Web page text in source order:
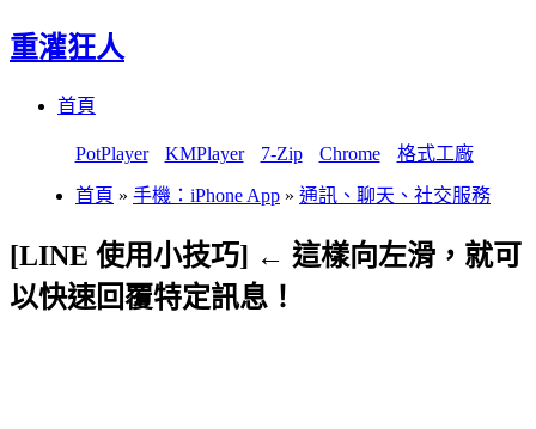
重灌狂人
首頁
PotPlayer KMPlayer 7-Zip Chrome 格式工廠
首頁 » 手機：iPhone App » 通訊、聊天、社交服務
[LINE 使用小技巧] ← 這樣向左滑，就可
以快速回覆特定訊息！